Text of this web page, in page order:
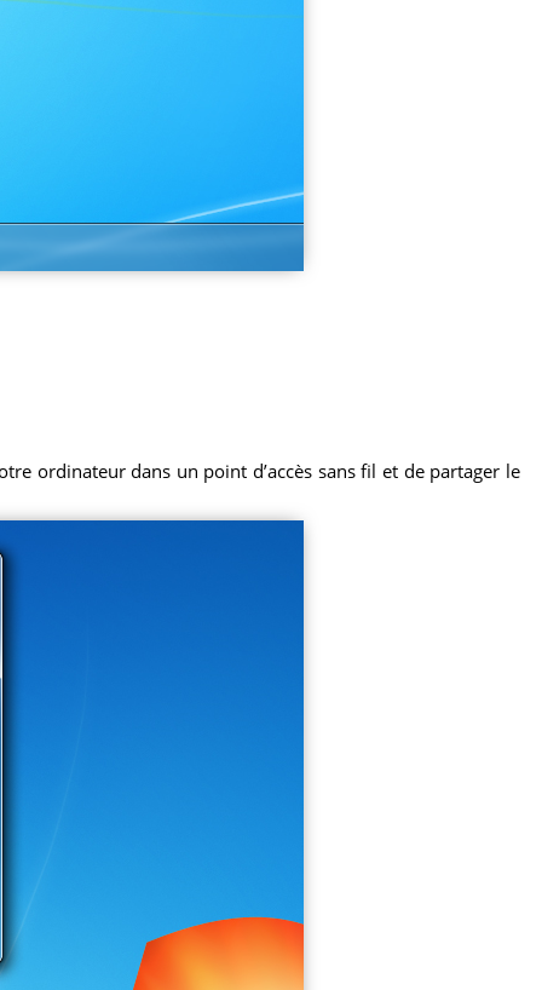
ordinateur dans un point d’accès sans fil et de partager le